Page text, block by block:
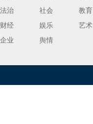
法治
社会
教育
财经
娱乐
艺术
企业
舆情